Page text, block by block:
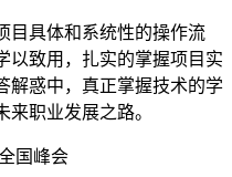
目具体和系统性的操作流
以致用，扎实的掌握项目实
解惑中，真正掌握技术的学
职业发展之路。